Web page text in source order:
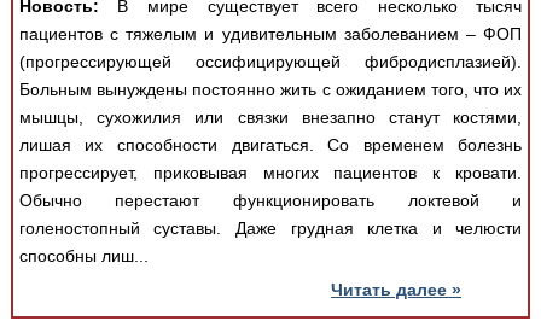
Новость: В мире существует всего несколько тысяч
пациентов с тяжелым и удивительным заболеванием – ФОП
(прогрессирующей оссифицирующей фибродисплазией).
Больным вынуждены постоянно жить с ожиданием того, что их
мышцы, сухожилия или связки внезапно станут костями,
лишая их способности двигаться. Со временем болезнь
прогрессирует, приковывая многих пациентов к кровати.
Обычно перестают функционировать локтевой и
голеностопный суставы. Даже грудная клетка и челюсти
способны лиш...
Читать далее »